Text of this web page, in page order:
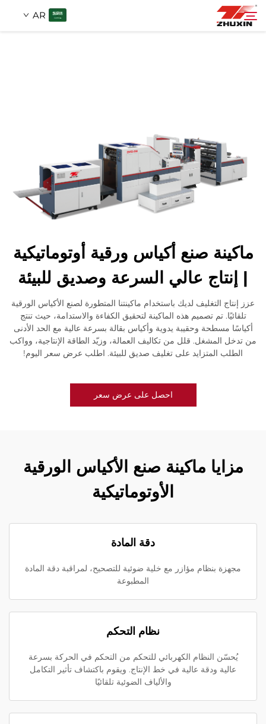
AR
شركة
أخبار
الأسئلة الشائعة
ماكينة صنع أكياس ورقية أوتوماتيكية
| إنتاج عالي السرعة وصديق للبيئة
عزز إنتاج التغليف لديك باستخدام ماكينتنا المتطورة لصنع الأكياس الورقية
تلقائيًا. تم تصميم هذه الماكينة لتحقيق الكفاءة والاستدامة، حيث تنتج
أكياسًا مسطحة وحقيبة يدوية وأكياس بقالة بسرعة عالية مع الحد الأدنى
من تدخل المشغل. قلل من تكاليف العمالة، وزيّد الطاقة الإنتاجية، وواكب
الطلب المتزايد على تغليف صديق للبيئة. اطلب عرض سعر اليوم!
احصل على عرض سعر
مزايا ماكينة صنع الأكياس الورقية
الأوتوماتيكية
دقة المادة
مجهزة بنظام مؤازر مع خلية ضوئية للتصحيح، لمراقبة دقة المادة
المطبوعة
نظام التحكم
يُحسّن النظام الكهربائي للتحكم من التحكم في الحركة بسرعة
عالية ودقة عالية في خط الإنتاج. ويقوم باكتشاف تأثير التكامل
والألياف الضوئية تلقائيًا